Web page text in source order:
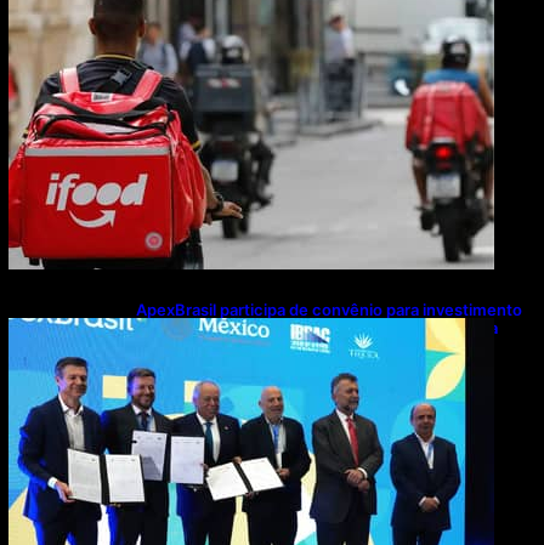
ApexBrasil participa de convênio para investimento
de R$ 2,63 milhões em exportações de cachaça